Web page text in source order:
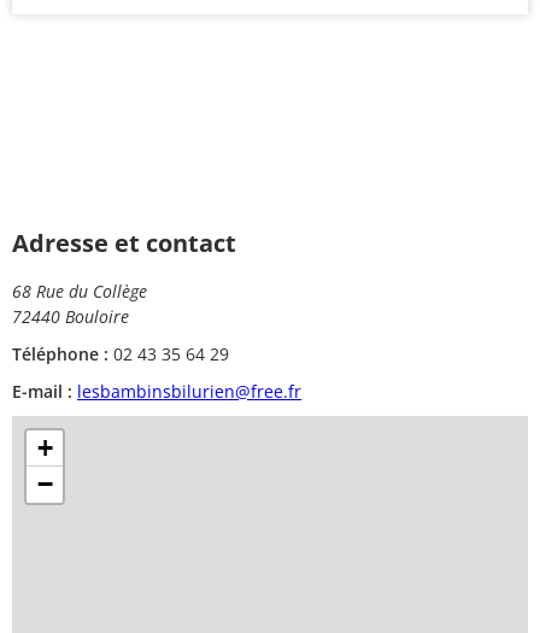
Adresse et contact
68 Rue du Collège
72440 Bouloire
Téléphone : 02 43 35 64 29
E-mail : lesbambinsbilurien@free.fr
+
−